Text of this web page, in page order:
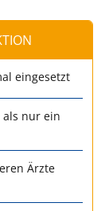
eingesetzt
nur ein
Ärzte